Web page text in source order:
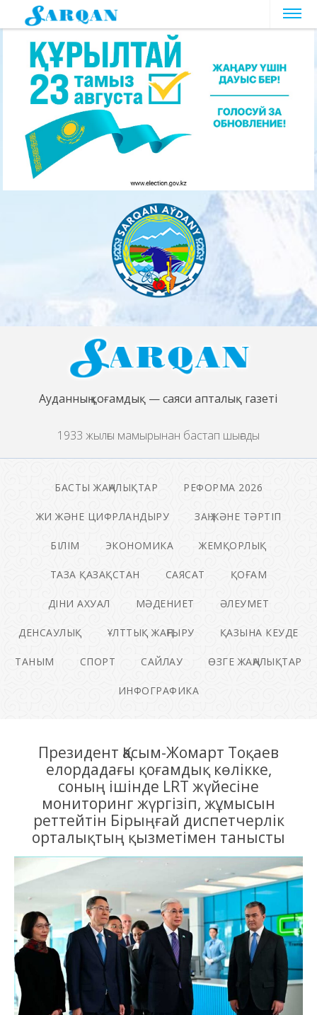
Ауданның қоғамдық — саяси апталық газеті
1933 жылғы мамырынан бастап шығады
БАСТЫ ЖАҢАЛЫҚТАР РЕФОРМА 2026
ЖИ ЖӘНЕ ЦИФРЛАНДЫРУ ЗАҢ ЖӘНЕ ТӘРТІП
БІЛІМ ЭКОНОМИКА ЖЕМҚОРЛЫҚ
ТАЗА ҚАЗАҚСТАН САЯСАТ ҚОҒАМ
ДІНИ АХУАЛ МӘДЕНИЕТ ӘЛЕУМЕТ
ДЕНСАУЛЫҚ ҰЛТТЫҚ ЖАҢҒЫРУ ҚАЗЫНА КЕУДЕ
ТАНЫМ СПОРТ САЙЛАУ ӨЗГЕ ЖАҢАЛЫҚТАР
ИНФОГРАФИКА
Президент Қасым-Жомарт Тоқаев
елордадағы қоғамдық көлікке,
соның ішінде LRT жүйесіне
мониторинг жүргізіп, жұмысын
реттейтін Бірыңғай диспетчерлік
орталықтың қызметімен танысты